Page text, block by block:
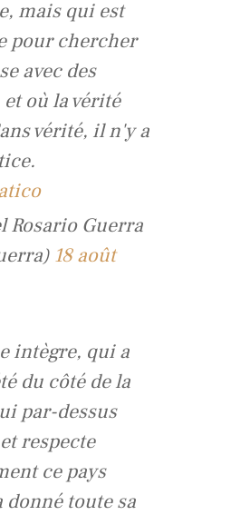
mais qui est
pour chercher
avec des
où la vérité
vérité, il n'y a
Rosario Guerra
18 août
intègre, qui a
du côté de la
par-dessus
respecte
ce pays
donné toute sa